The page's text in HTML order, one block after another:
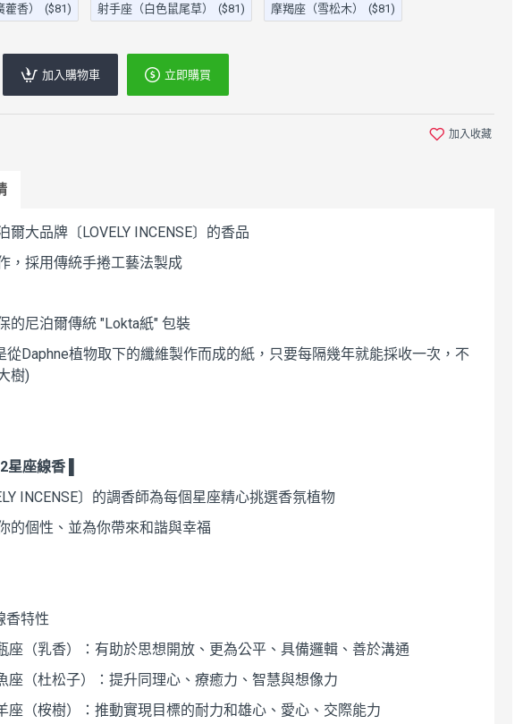
花香插 替代香爐
多功能香夾 適用環
香/盤香/線香 底部防
色鼠尾草迷你線香
/10支裝 附香插
柴盒大小 輕巧好攜
出差旅行 空間淨
/水晶淨化/氣場淨
秘魯聖木迷你線香
8cm /10支裝 附香插
火柴盒大小 輕巧好攜
帶 出差旅行 沉靜 紓
香） ($81) 射手座（白色鼠尾草） ($81) 摩羯座（雪松木） ($81)
加入購物車 立即購買
加入收藏
爾大品牌〔LOVELY INCENSE〕的香品
，採用傳統手捲工藝法製成
的尼泊爾傳統 "Lokta紙" 包裝
從Daphne植物取下的纖維製作而成的紙，只要每隔幾年就能採收一次，不
樹)
星座線香 ▌
INCENSE〕的調香師為每個星座精心挑選香氛植物
的個性、並為你帶來和諧與幸福
香特性
座（乳香）：有助於思想開放、更為公平、具備邏輯、善於溝通
座（杜松子）：提升同理心、療癒力、智慧與想像力
座（桉樹）：推動實現目標的耐力和雄心、愛心、交際能力